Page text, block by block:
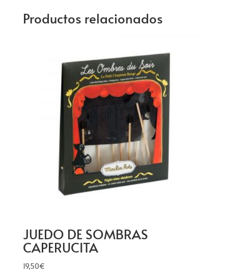
Productos relacionados
JUEDO DE SOMBRAS
CAPERUCITA
19,50€